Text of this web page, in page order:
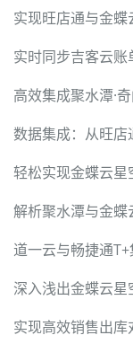
实现旺店通与金
实时同步吉客云
高效集成聚水潭·
数据集成：从旺
轻松实现金蝶云
解析聚水潭与金
道一云与畅捷通
深入浅出金蝶云
实现高效销售出